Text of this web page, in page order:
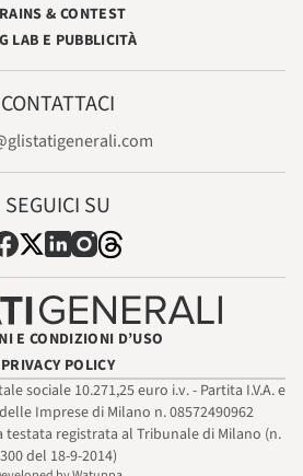
& CONTEST
LAB E PUBBLICITÀ
CONTATTACI
SEGUICI SU
E CONDIZIONI D’USO
PRIVACY POLICY
sociale 10.271,25 euro i.v. - Partita I.V.A. e
Imprese di Milano n. 08572490962
registrata al Tribunale di Milano (n.
300 del 18-9-2014)